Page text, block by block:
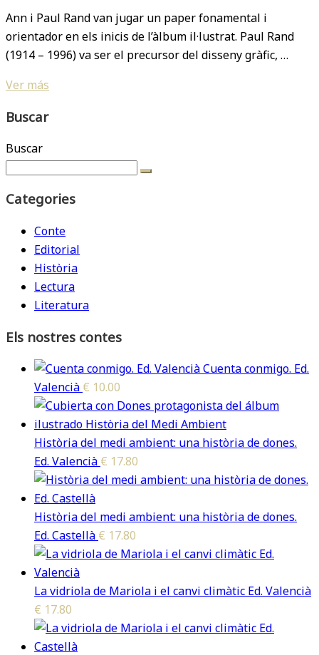
Ann i Paul Rand van jugar un paper fonamental i
orientador en els inicis de l’àlbum il·lustrat. Paul Rand
(1914 – 1996) va ser el precursor del disseny gràfic, …
Ver más
Buscar
Buscar
Categories
Conte
Editorial
Història
Lectura
Literatura
Els nostres contes
Cuenta conmigo. Ed.
Valencià € 10.00
Història del medi ambient: una història de dones.
Ed. Valencià € 17.80
Història del medi ambient: una història de dones.
Ed. Castellà € 17.80
La vidriola de Mariola i el canvi climàtic Ed. Valencià
€ 17.80